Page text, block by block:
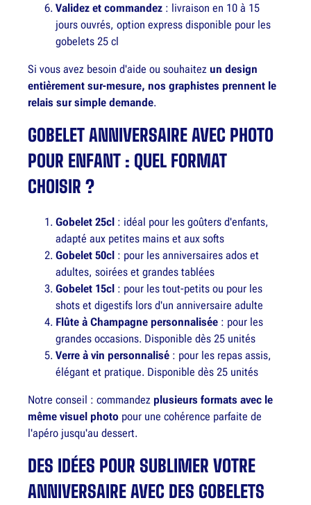
Validez et commandez : livraison en 10 à 15
jours ouvrés, option express disponible pour les
gobelets 25 cl
Si vous avez besoin d'aide ou souhaitez un design
entièrement sur-mesure, nos graphistes prennent le
relais sur simple demande.
GOBELET ANNIVERSAIRE AVEC PHOTO
POUR ENFANT : QUEL FORMAT
CHOISIR ?
Gobelet 25cl : idéal pour les goûters d'enfants,
adapté aux petites mains et aux softs
Gobelet 50cl : pour les anniversaires ados et
adultes, soirées et grandes tablées
Gobelet 15cl : pour les tout-petits ou pour les
shots et digestifs lors d'un anniversaire adulte
Flûte à Champagne personnalisée : pour les
grandes occasions. Disponible dès 25 unités
Verre à vin personnalisé : pour les repas assis,
élégant et pratique. Disponible dès 25 unités
Notre conseil : commandez plusieurs formats avec le
même visuel photo pour une cohérence parfaite de
l'apéro jusqu'au dessert.
DES IDÉES POUR SUBLIMER VOTRE
ANNIVERSAIRE AVEC DES GOBELETS